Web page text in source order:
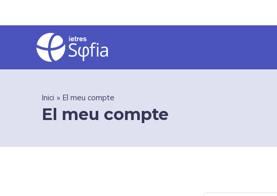
Inici El meu compte
El meu compte